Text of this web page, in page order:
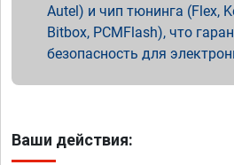
Autel) и чип тюнинга (Flex,
Bitbox, PCMFlash), что
безопасность для
Ваши действия: